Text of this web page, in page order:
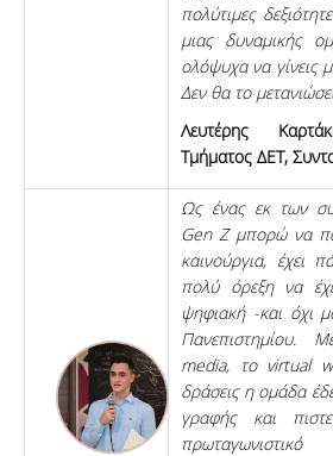
πολύτιμες
μιας δυναμικής
ολόψυχα να γίνεις
Δεν θα το
Λευτέρης
Τμήματος ΔΕΤ,
Ως ένας εκ των
Gen Z μπορώ να
καινούργια, έχει
πολύ όρεξη να
ψηφιακή -και όχι
media, το virtual
δράσεις η ομάδα
γραφής και